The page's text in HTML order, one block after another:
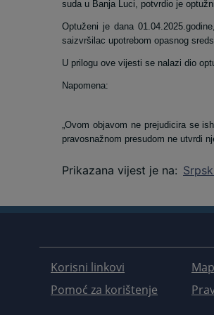
suda u Banja Luci, potvrdio je
Optuženi je dana
saizvršilac upotrebom opasnog
U prilogu ove vijesti se nalazi dio
Napomena:
„Ovom objavom ne prejudicira se
pravosnažnom presudom ne utvrdi
Prikazana vijest je na:
Korisni linkovi
Pomoć za korištenje